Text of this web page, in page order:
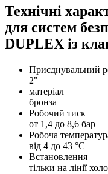
Технічні
для систем
DUPLEX із
Приєднувальний
2"
матеріал
бронза
Робочий тиск
от 1,4 до 8,6 бар
Робоча
від 4 до 43 °C
Встановлення
тільки на лінії